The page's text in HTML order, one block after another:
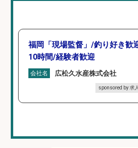
福岡「現場監督」/釣り好き歓
10時間/経験者歓迎
会社名 広松久水産株式会社
sponsored by 求